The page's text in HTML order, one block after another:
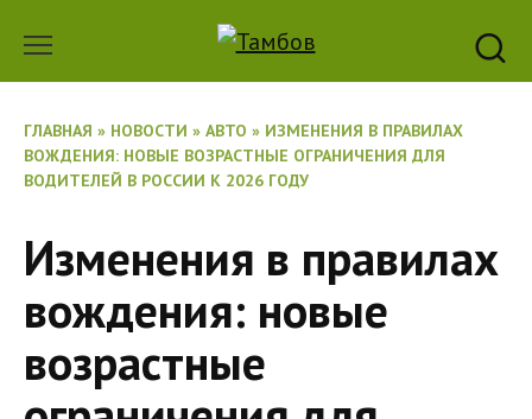
содержанию
ГЛАВНАЯ » НОВОСТИ » АВТО » ИЗМЕНЕНИЯ В ПРАВИЛАХ
ВОЖДЕНИЯ: НОВЫЕ ВОЗРАСТНЫЕ ОГРАНИЧЕНИЯ ДЛЯ
ВОДИТЕЛЕЙ В РОССИИ К 2026 ГОДУ
Изменения в правилах
вождения: новые
возрастные